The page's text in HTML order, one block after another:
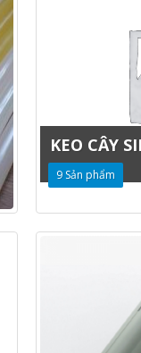
KEO CÂY
9Sản phẩm